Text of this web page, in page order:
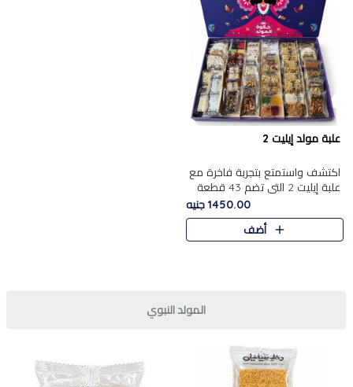
علبة مولد إيليت 2
اكتشف واستمتع بتجربة فاخرة مع
علبة إيليت 2 التي تضم 43 قطعة
تشكيلة من أرقى حلويات المولد
الشرقية المصرية الأصيلة ,معروضة
بشكل جميل في علبة أ..
1450.00 جنيه
أضف
المولد النبوي